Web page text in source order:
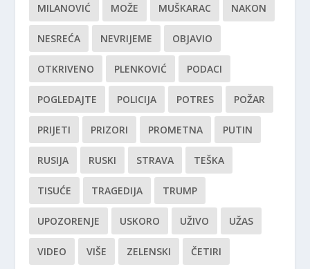
MILANOVIĆ MOŽE MUŠKARAC NAKON
NESREĆA NEVRIJEME OBJAVIO
OTKRIVENO PLENKOVIĆ PODACI
POGLEDAJTE POLICIJA POTRES POŽAR
PRIJETI PRIZORI PROMETNA PUTIN
RUSIJA RUSKI STRAVA TEŠKA
TISUĆE TRAGEDIJA TRUMP
UPOZORENJE USKORO UŽIVO UŽAS
VIDEO VIŠE ZELENSKI ČETIRI